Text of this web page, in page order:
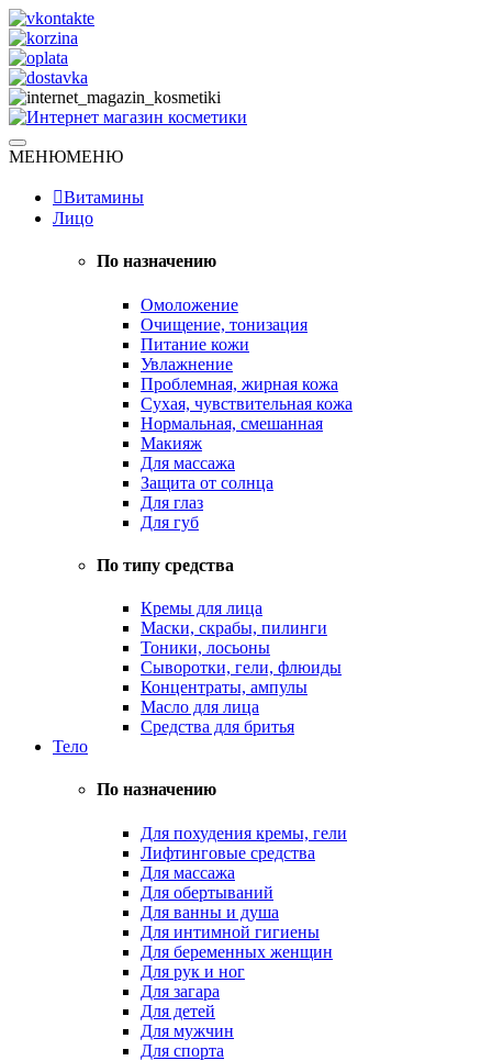
Skip
to
content
Интернет магазин косметики
Натуральная косметика
МЕНЮМЕНЮ
Витамины
Лицо
По назначению
Омоложение
Очищение, тонизация
Питание кожи
Увлажнение
Проблемная, жирная кожа
Сухая, чувствительная кожа
Нормальная, смешанная
Макияж
Для массажа
Защита от солнца
Для глаз
Для губ
По типу средства
Кремы для лица
Маски, скрабы, пилинги
Тоники, лосьоны
Сыворотки, гели, флюиды
Концентраты, ампулы
Масло для лица
Средства для бритья
Тело
По назначению
Для похудения кремы, гели
Лифтинговые средства
Для массажа
Для обертываний
Для ванны и душа
Для интимной гигиены
Для беременных женщин
Для рук и ног
Для загара
Для детей
Для мужчин
Для спорта